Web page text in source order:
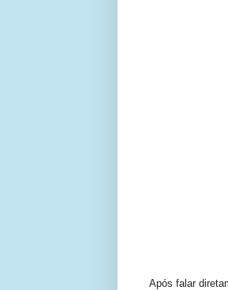
Após falar